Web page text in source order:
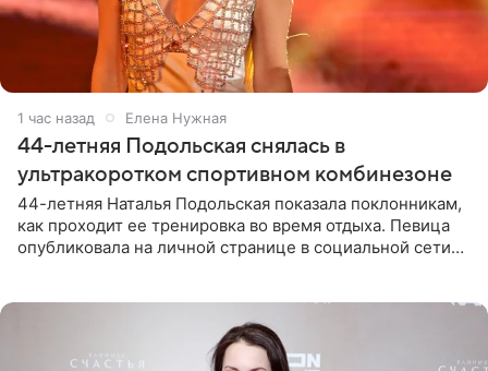
1 час назад Елена Нужная
44-летняя Подольская снялась в
ультракоротком спортивном комбинезоне
44-летняя Наталья Подольская показала поклонникам,
как проходит ее тренировка во время отдыха. Певица
опубликовала на личной странице в социальной сети